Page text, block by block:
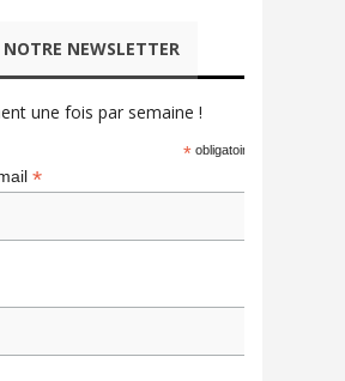
NOTRE NEWSLETTER
une fois par semaine !
* obligatoire
*